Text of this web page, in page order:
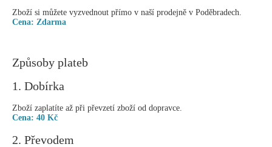
Zboží si můžete vyzvednout přímo v naší prodejně v Poděbradech.
Cena: Zdarma
Způsoby plateb
1. Dobírka
Zboží zaplatíte až při převzetí zboží od dopravce.
Cena: 40 Kč
2. Převodem